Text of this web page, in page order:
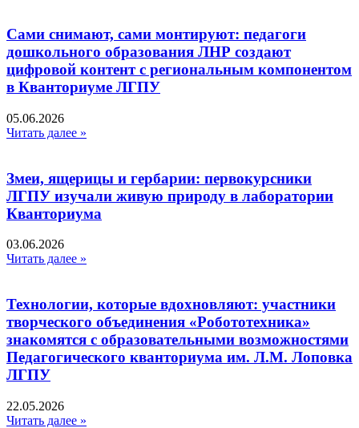
Сами снимают, сами монтируют: педагоги
дошкольного образования ЛНР создают
цифровой контент с региональным компонентом
в Кванториуме ЛГПУ​
05.06.2026
Читать далее »
Змеи, ящерицы и гербарии: первокурсники
ЛГПУ изучали живую природу в лаборатории
Кванториума
03.06.2026
Читать далее »
Технологии, которые вдохновляют: участники
творческого объединения «Робототехника»
знакомятся с образовательными возможностями
Педагогического кванториума им. Л.М. Лоповка
ЛГПУ
22.05.2026
Читать далее »